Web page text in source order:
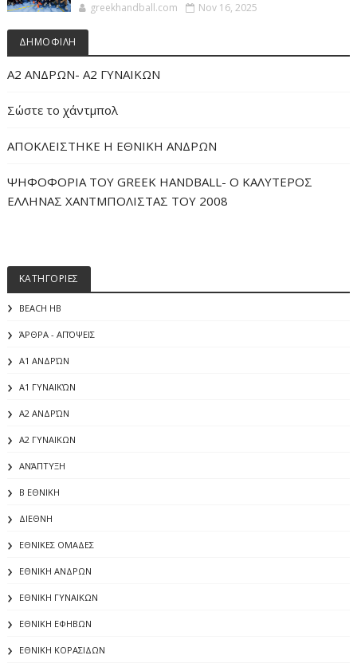
greekhandball.com Nov 16, 2025
ΔΗΜΟΦΙΛΗ
Α2 ΑΝΔΡΩΝ- Α2 ΓΥΝΑΙΚΩΝ
Σώστε το χάντμπολ
ΑΠΟΚΛΕΙΣΤΗΚΕ Η ΕΘΝΙΚΗ ΑΝΔΡΩΝ
ΨΗΦΟΦΟΡΙΑ ΤΟΥ GREEK HANDBALL- O ΚΑΛΥΤΕΡΟΣ
ΕΛΛΗΝΑΣ ΧΑΝΤΜΠΟΛΙΣΤΑΣ ΤΟΥ 2008
ΚΑΤΗΓΟΡΙΕΣ
BEACH HB
ΆΡΘΡΑ - ΑΠΌΨΕΙΣ
Α1 ΑΝΔΡΏΝ
Α1 ΓΥΝΑΙΚΏΝ
Α2 ΑΝΔΡΏΝ
Α2 ΓΥΝΑΙΚΩΝ
ΑΝΆΠΤΥΞΗ
Β ΕΘΝΙΚΗ
ΔΙΕΘΝΗ
ΕΘΝΙΚΕΣ ΟΜΑΔΕΣ
ΕΘΝΙΚΗ ΑΝΔΡΩΝ
ΕΘΝΙΚΗ ΓΥΝΑΙΚΩΝ
ΕΘΝΙΚΗ ΕΦΗΒΩΝ
ΕΘΝΙΚΗ ΚΟΡΑΣΙΔΩΝ